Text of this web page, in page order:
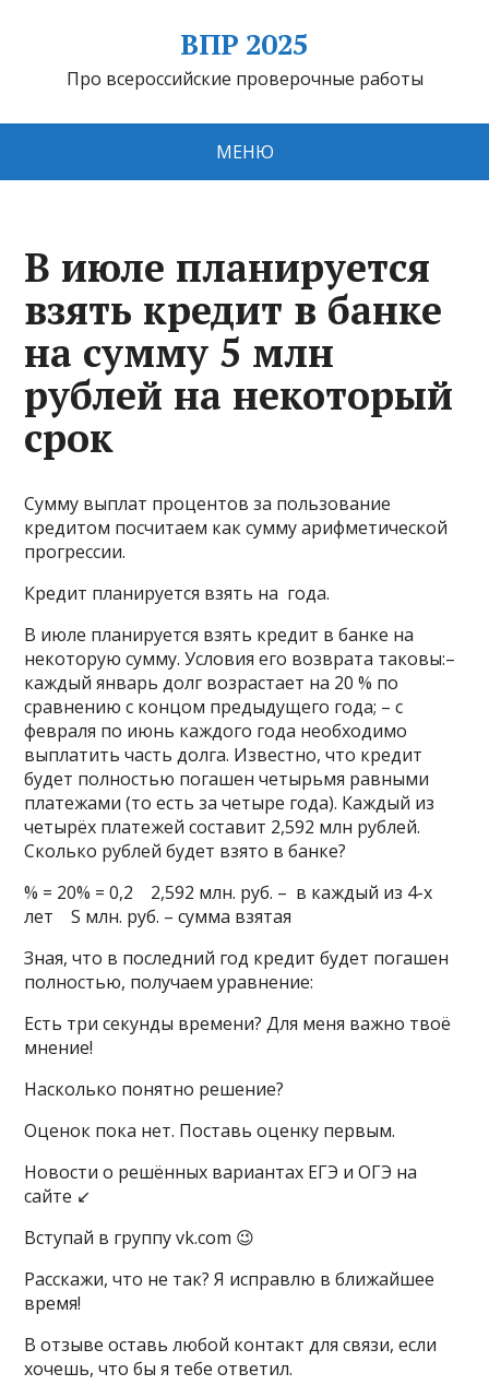
ВПР 2025
Про всероссийские проверочные работы
МЕНЮ
В июле планируется
взять кредит в банке
на сумму 5 млн
рублей на некоторый
срок
Сумму выплат процентов за пользование
кредитом посчитаем как сумму арифметической
прогрессии.
Кредит планируется взять на года.
В июле планируется взять кредит в банке на
некоторую сумму. Условия его возврата таковы:–
каждый январь долг возрастает на 20 % по
сравнению с концом предыдущего года; – с
февраля по июнь каждого года необходимо
выплатить часть долга. Известно, что кредит
будет полностью погашен четырьмя равными
платежами (то есть за четыре года). Каждый из
четырёх платежей составит 2,592 млн рублей.
Сколько рублей будет взято в банке?
% = 20% = 0,2 2,592 млн. руб. – в каждый из 4-х
лет S млн. руб. – сумма взятая
Зная, что в последний год кредит будет погашен
полностью, получаем уравнение:
Есть три секунды времени? Для меня важно твоё
мнение!
Насколько понятно решение?
Оценок пока нет. Поставь оценку первым.
Новости о решённых вариантах ЕГЭ и ОГЭ на
сайте ↙️
Вступай в группу vk.com 😉
Расскажи, что не так? Я исправлю в ближайшее
время!
В отзыве оставь любой контакт для связи, если
хочешь, что бы я тебе ответил.